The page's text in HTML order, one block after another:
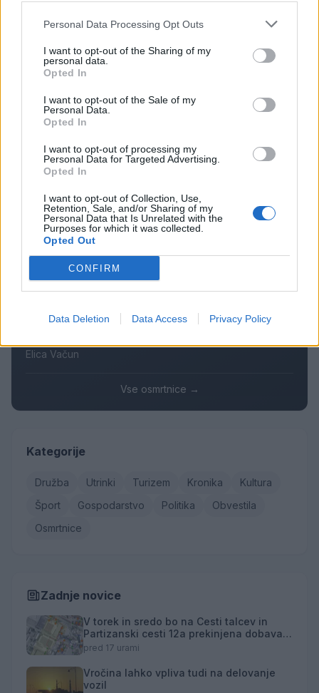
Personal Data Processing Opt Outs
I want to opt-out of the Sharing of my
personal data.
Opted In
I want to opt-out of the Sale of my
Personal Data.
Opted In
I want to opt-out of processing my
Personal Data for Targeted Advertising.
Opted In
I want to opt-out of Collection, Use,
Retention, Sale, and/or Sharing of my
Personal Data that Is Unrelated with the
Purposes for which it was collected.
Opted Out
CONFIRM
Data Deletion Data Access Privacy Policy
Najbolj brano
moškega udaril s steklenico in ga zabodel
(VIDEO) "Mislil sem, da je konec": Lastnik
Hrvaškem
Dopustniška drama: Policija pričakala letalo s
Korošico po pristanku
tri vozila
Prijava pogrešanja razkrila tragedijo: V hiši našli
Osmrtnice
Ivana Mernik
Franc Penšek
Maksi Podlesnik
Elica Vačun
Vse osmrtnice →
Kategorije
Družba Utrinki Turizem Kronika
Kultura
Šport
Gospodarstvo Politika
Obvestila
Osmrtnice
Zadnje novice
V torek in sredo bo na Cesti talcev in
Partizanski cesti 12a prekinjena dobava
toplotne energije
pred 17 urami
Vročina lahko vpliva tudi na delovanje
vozil